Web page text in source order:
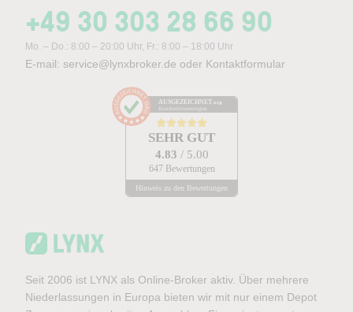
+49 30 303 28 66 90
Mo. – Do.: 8:00 – 20:00 Uhr, Fr.: 8:00 – 18:00 Uhr
E-mail: service@lynxbroker.de oder Kontaktformular
AUSGEZEICHNET .org
Kundenbewertungen
SEHR GUT
4.83 / 5.00
647 Bewertungen
Hinweis zu den Bewertungen
Seit 2006 ist LYNX als Online-Broker aktiv. Über mehrere
Niederlassungen in Europa bieten wir mit nur einem Depot